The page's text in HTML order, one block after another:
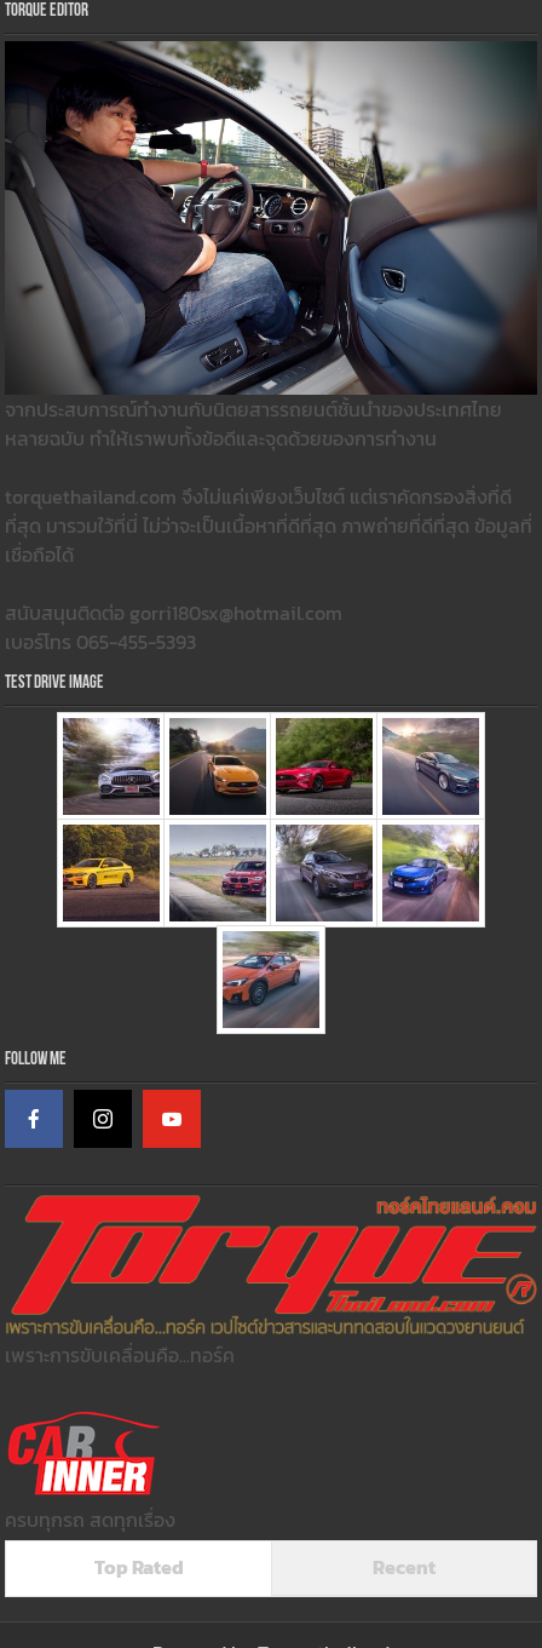
Torque Editor
จากประสบการณ์ทำงานกับนิตยสารรถยนต์ชั้นนำของประเทศไทย
หลายฉบับ ทำให้เราพบทั้งข้อดีและจุดด้วยของการทำงาน
torquethailand.com จึงไม่แค่เพียงเว็บไซต์ แต่เราคัดกรองสิ่งที่ดี
ที่สุด มารวมใว้ที่นี่ ไม่ว่าจะเป็นเนื้อหาที่ดีที่สุด ภาพถ่ายที่ดีที่สุด ข้อมูลที่
เชื่อถือได้
สนับสนุนติดต่อ gorri180sx@hotmail.com
เบอร์โทร 065-455-5393
Test Drive Image
Follow Me
เพราะการขับเคลื่อนคือ...ทอร์ค
ครบทุกรถ สดทุกเรื่อง
Top Rated
Recent